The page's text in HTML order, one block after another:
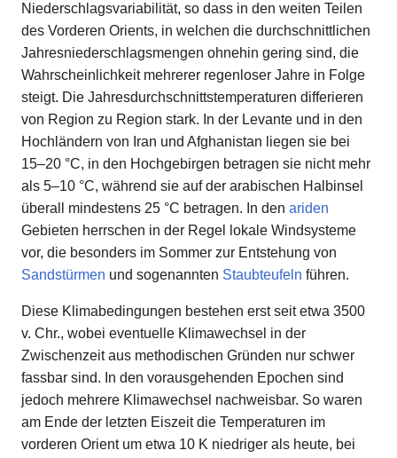
Niederschlagsvariabilität, so dass in den weiten Teilen
des Vorderen Orients, in welchen die durchschnittlichen
Jahresniederschlagsmengen ohnehin gering sind, die
Wahrscheinlichkeit mehrerer regenloser Jahre in Folge
steigt. Die Jahresdurchschnittstemperaturen differieren
von Region zu Region stark. In der Levante und in den
Hochländern von Iran und Afghanistan liegen sie bei
15–20 °C, in den Hochgebirgen betragen sie nicht mehr
als 5–10 °C, während sie auf der arabischen Halbinsel
überall mindestens 25 °C betragen. In den ariden
Gebieten herrschen in der Regel lokale Windsysteme
vor, die besonders im Sommer zur Entstehung von
Sandstürmen und sogenannten Staubteufeln führen.
Diese Klimabedingungen bestehen erst seit etwa 3500
v. Chr., wobei eventuelle Klimawechsel in der
Zwischenzeit aus methodischen Gründen nur schwer
fassbar sind. In den vorausgehenden Epochen sind
jedoch mehrere Klimawechsel nachweisbar. So waren
am Ende der letzten Eiszeit die Temperaturen im
vorderen Orient um etwa 10 K niedriger als heute, bei